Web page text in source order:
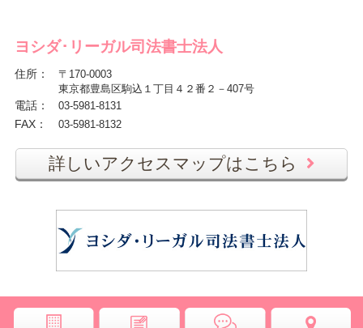
ヨシダ･リーガル司法書士法人
住所：
〒170-0003
東京都豊島区駒込１丁目４２番２－407号
電話： 03-5981-8131
FAX： 03-5981-8132
詳しいアクセスマップはこちら